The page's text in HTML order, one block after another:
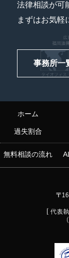
法律相談が可
まずはお気軽
事務所一
ホーム
過失割合
無料相談の流れ